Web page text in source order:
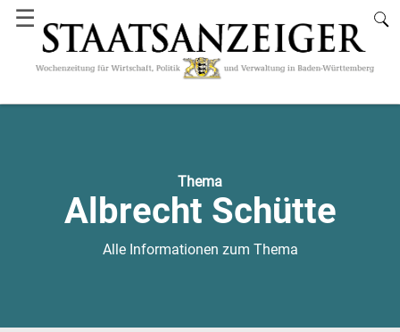
☰
Thema
Albrecht Schütte
Alle Informationen zum Thema